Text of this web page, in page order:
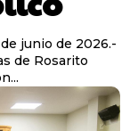
junio de 2026.-
de Rosarito